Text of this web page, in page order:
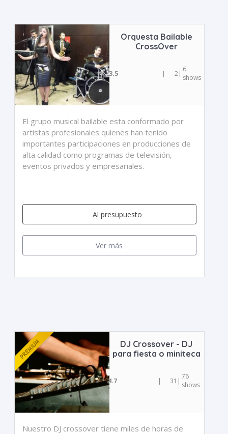
Orquesta Bailable
CrossOver
3.5 | 2| 6
shows
El grupo musical bailable esta conformado por
artistas profesionales quienes han tenido
importantes participaciones en producciones de
alta calidad como programas de televisión,
eventos privados y empresariales.
Al presupuesto
Ver más
DJ Crossover - DJ
para fiesta o miniteca
4.7 | 31 | 76
shows
Nuestro DJ crossover tiene miles de horas de